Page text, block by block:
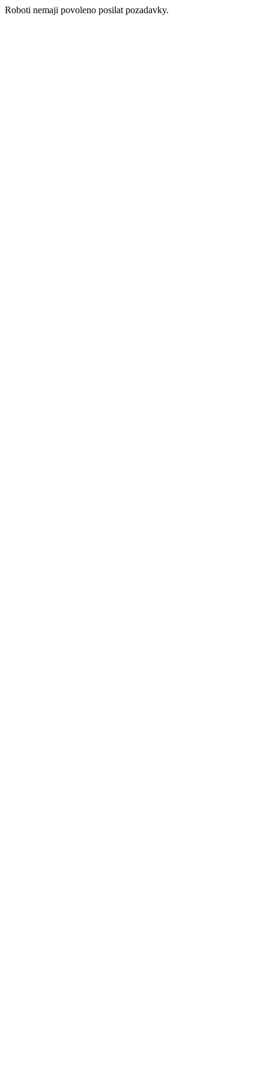
Roboti nemaji povoleno posilat pozadavky.